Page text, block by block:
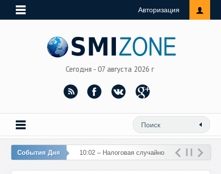
Авторизация
Сегодня - 07 августа 2026 г
События Дня 10:02 – Налоговая случайно